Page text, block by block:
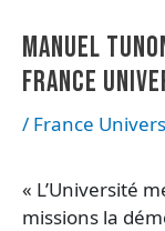
MANUEL
FRANCE
/ France
« L’Université
missions la